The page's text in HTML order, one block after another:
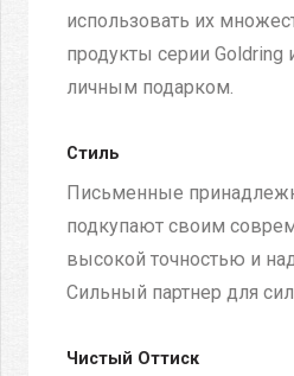
использовать их
продукты серии
личным подарком.
Стиль
Письменные
подкупают своим
высокой точностью и
Сильный партнер для
Чистый Оттиск